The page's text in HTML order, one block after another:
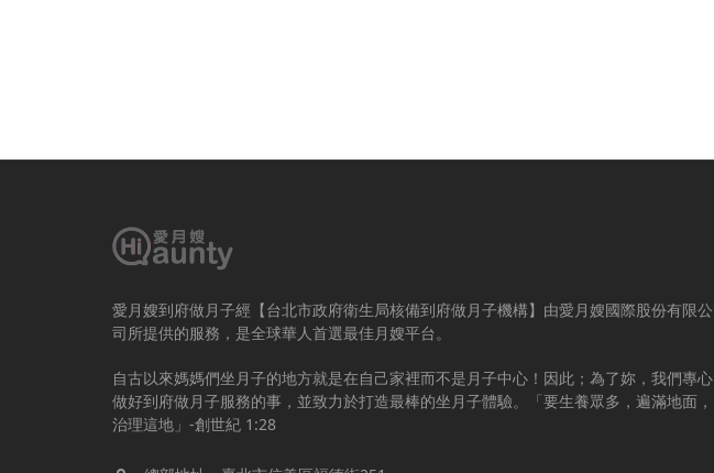
愛月嫂到府做月子經【台北市政府衛生局核備到府做月子機構】由愛月嫂國際股份有限公
司所提供的服務，是全球華人首選最佳月嫂平台。
自古以來媽媽們坐月子的地方就是在自己家裡而不是月子中心！因此；為了妳，我們專心
做好到府做月子服務的事，並致力於打造最棒的坐月子體驗。「要生養眾多，遍滿地面，
治理這地」-創世紀 1:28